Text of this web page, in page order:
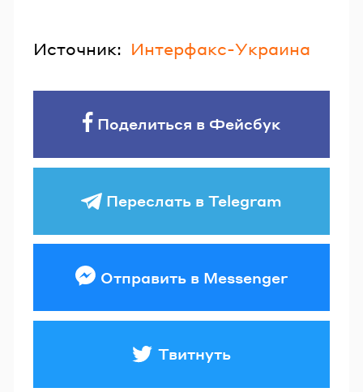
Источник: Интерфакс-Украина
Поделиться в Фейсбук
Переслать в Telegram
Отправить в Messenger
Твитнуть